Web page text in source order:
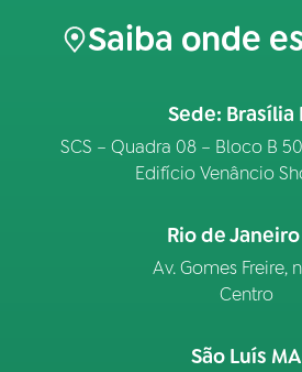
Saiba onde
Sede: Brasília
SCS – Quadra 08 – Bloco B
Edifício Venâncio
Rio de Janeiro
Av. Gomes Freire,
Centro
São Luís MA